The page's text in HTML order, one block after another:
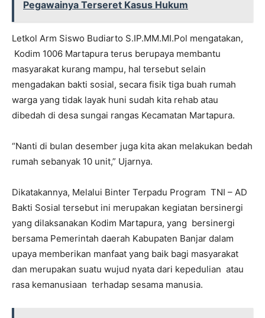
Pegawainya Terseret Kasus Hukum
Letkol Arm Siswo Budiarto S.IP.MM.MI.Pol mengatakan,
Kodim 1006 Martapura terus berupaya membantu
masyarakat kurang mampu, hal tersebut selain
mengadakan bakti sosial, secara fisik tiga buah rumah
warga yang tidak layak huni sudah kita rehab atau
dibedah di desa sungai rangas Kecamatan Martapura.
“Nanti di bulan desember juga kita akan melakukan bedah
rumah sebanyak 10 unit,” Ujarnya.
Dikatakannya, Melalui Binter Terpadu Program TNI – AD
Bakti Sosial tersebut ini merupakan kegiatan bersinergi
yang dilaksanakan Kodim Martapura, yang bersinergi
bersama Pemerintah daerah Kabupaten Banjar dalam
upaya memberikan manfaat yang baik bagi masyarakat
dan merupakan suatu wujud nyata dari kepedulian atau
rasa kemanusiaan terhadap sesama manusia.